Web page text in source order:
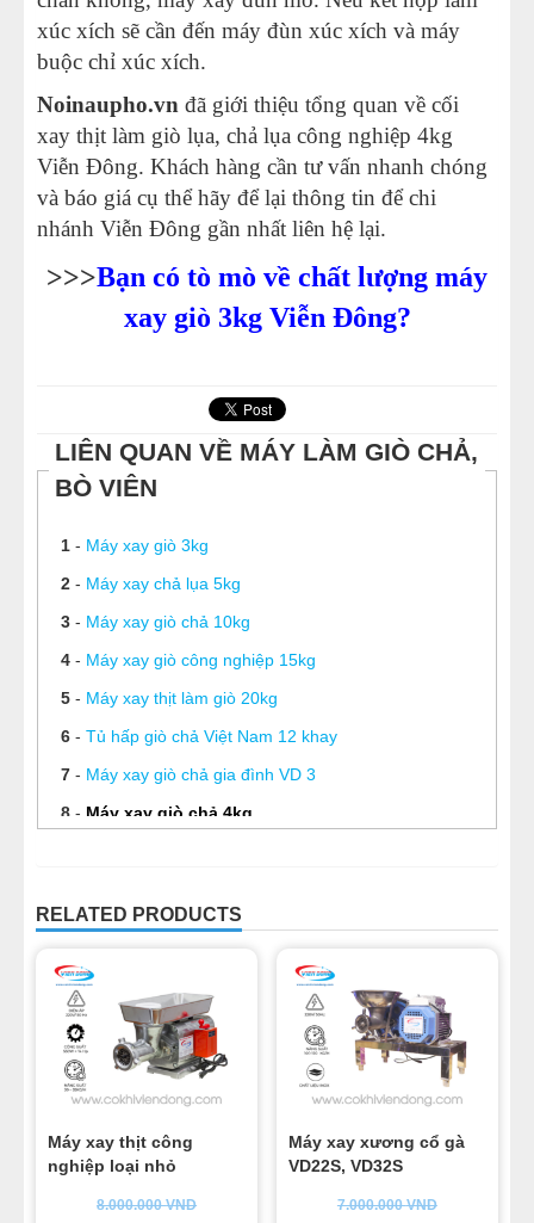
xúc xích sẽ cần đến máy đùn xúc xích và máy
buộc chỉ xúc xích.
Noinaupho.vn đã giới thiệu tổng quan về cối
xay thịt làm giò lụa, chả lụa công nghiệp 4kg
Viễn Đông. Khách hàng cần tư vấn nhanh chóng
và báo giá cụ thể hãy để lại thông tin để chi
nhánh Viễn Đông gần nhất liên hệ lại.
>>>Bạn có tò mò về chất lượng máy
xay giò 3kg Viễn Đông?
LIÊN QUAN VỀ MÁY LÀM GIÒ CHẢ,
BÒ VIÊN
1- Máy xay giò 3kg
2- Máy xay chả lụa 5kg
3- Máy xay giò chả 10kg
4- Máy xay giò công nghiệp 15kg
5- Máy xay thịt làm giò 20kg
6- Tủ hấp giò chả Việt Nam 12 khay
7- Máy xay giò chả gia đình VD 3
8- Máy xay giò chả 4kg
RELATED PRODUCTS
Máy xay thịt công
nghiệp loại nhỏ
8.000.000VND
Máy xay xương cổ gà
VD22S, VD32S
7.000.000VND